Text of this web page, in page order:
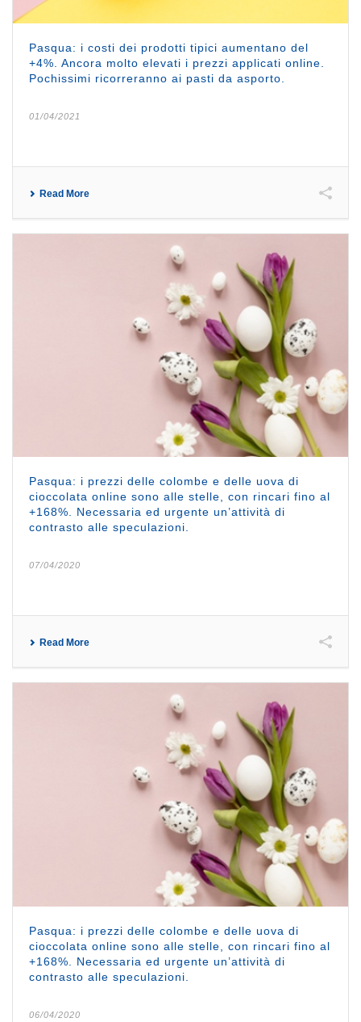
Pasqua: i costi dei prodotti tipici aumentano del
+4%. Ancora molto elevati i prezzi applicati online.
Pochissimi ricorreranno ai pasti da asporto.
01/04/2021
Read More
Pasqua: i prezzi delle colombe e delle uova di
cioccolata online sono alle stelle, con rincari fino al
+168%. Necessaria ed urgente un’attività di
contrasto alle speculazioni.
07/04/2020
Read More
Pasqua: i prezzi delle colombe e delle uova di
cioccolata online sono alle stelle, con rincari fino al
+168%. Necessaria ed urgente un’attività di
contrasto alle speculazioni.
06/04/2020